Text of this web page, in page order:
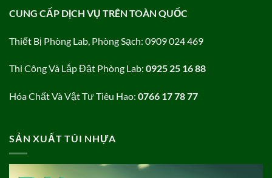
CUNG CẤP DỊCH VỤ TRÊN TOÀN QUỐC
Thiết Bị Phòng Lab, Phòng Sạch: 0909 024 469
Thi Công Và Lắp Đặt Phòng Lab: 0925 25 16 88
Hóa Chất Và Vật Tư Tiêu Hao: 0766 17 78 77
SẢN XUẤT TÚI NHỰA